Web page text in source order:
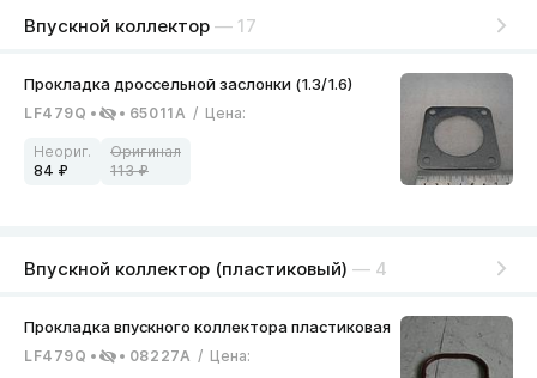
Впускной коллектор — 17
LF479Q 65011A / Цена:
84 113
Впускной коллектор (пластиковый) — 4
LF479Q 08227A / Цена: